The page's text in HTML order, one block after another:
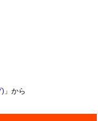
)」から